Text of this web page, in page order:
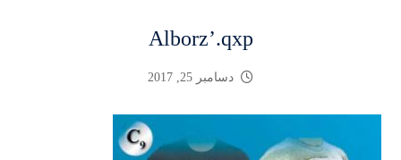
Alborz’.qxp
دسامبر 25, 2017